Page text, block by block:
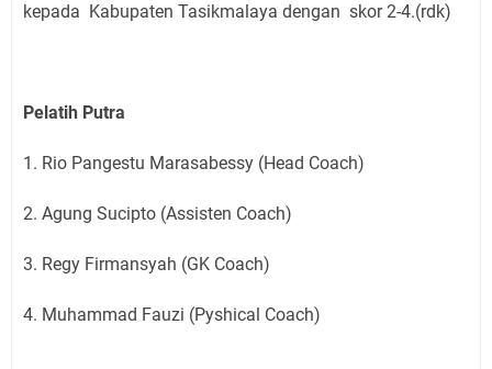
kepada Kabupaten Tasikmalaya dengan skor 2-4.(rdk)
Pelatih Putra
1. Rio Pangestu Marasabessy (Head Coach)
2. Agung Sucipto (Assisten Coach)
3. Regy Firmansyah (GK Coach)
4. Muhammad Fauzi (Pyshical Coach)